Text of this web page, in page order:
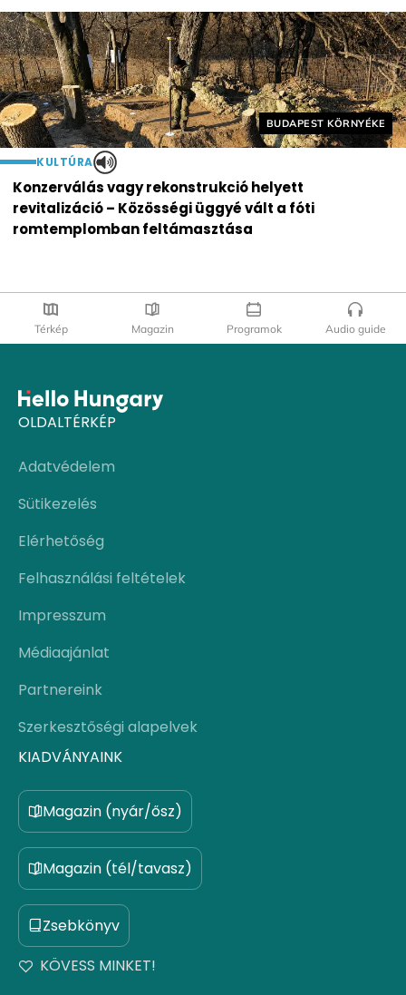
Helyszín címkék:
BUDAPEST KÖRNYÉKE
KULTÚRA
Konzerválás vagy rekonstrukció helyett
revitalizáció – Közösségi üggyé vált a fóti
romtemplomban feltámasztása
Térkép Magazin Programok Audio guide
OLDALTÉRKÉP
Adatvédelem
Sütikezelés
Elérhetőség
Felhasználási feltételek
Impresszum
Médiaajánlat
Partnereink
Szerkesztőségi alapelvek
KIADVÁNYAINK
Magazin (nyár/ősz)
Magazin (tél/tavasz)
Zsebkönyv
KÖVESS MINKET!